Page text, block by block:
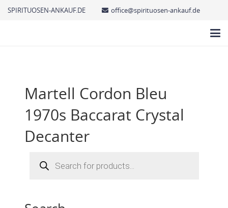
SPIRITUOSEN-ANKAUF.DE office@spirituosen-ankauf.de
Martell Cordon Bleu
1970s Baccarat Crystal
Decanter
search